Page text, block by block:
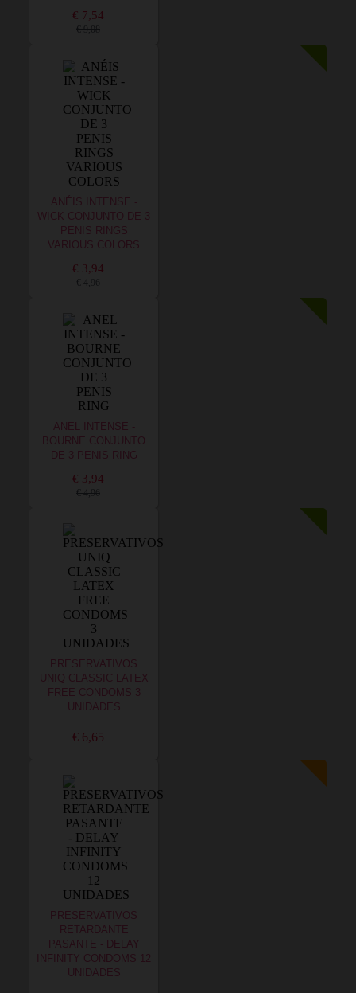
€ 7,54
€ 9,08
ANÉIS INTENSE -
WICK CONJUNTO DE 3
PENIS RINGS
VARIOUS COLORS
€ 3,94
€ 4,96
ANEL INTENSE -
BOURNE CONJUNTO
DE 3 PENIS RING
€ 3,94
€ 4,96
PRESERVATIVOS
UNIQ CLASSIC LATEX
FREE CONDOMS 3
UNIDADES
€ 6,65
PRESERVATIVOS
RETARDANTE
PASANTE - DELAY
INFINITY CONDOMS 12
UNIDADES